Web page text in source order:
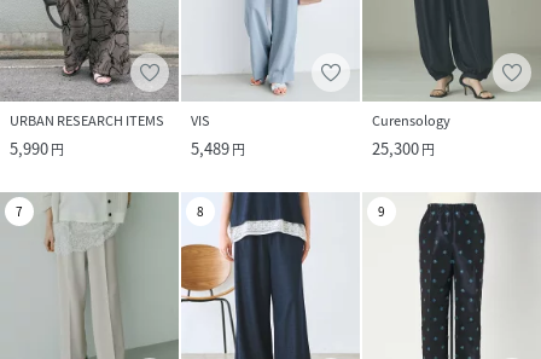
URBAN RESEARCH ITEMS
5,990円
VIS
5,489円
Curensology
25,300円
7 8 9